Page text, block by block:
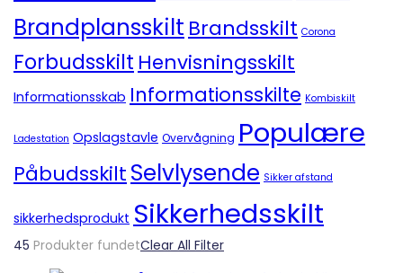
Brandplansskilt Brandsskilt Corona
Forbudsskilt Henvisningsskilt
Informationsskab Informationsskilte Kombiskilt
Ladestation Opslagstavle Overvågning Populære
PåbudsskiltSelvlysende Sikker afstand
sikkerhedsprodukt Sikkerhedsskilt
45 Produkter fundetClear All Filter